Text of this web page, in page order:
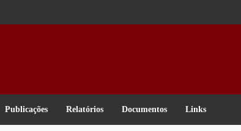
Publicações Relatórios Documentos Links